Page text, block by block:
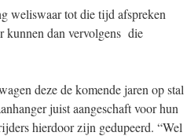
weliswaar tot die tijd afspreken
kunnen dan vervolgens die
deze de komende jaren op stal
juist aangeschaft voor hun
hierdoor zijn gedupeerd. “Wel